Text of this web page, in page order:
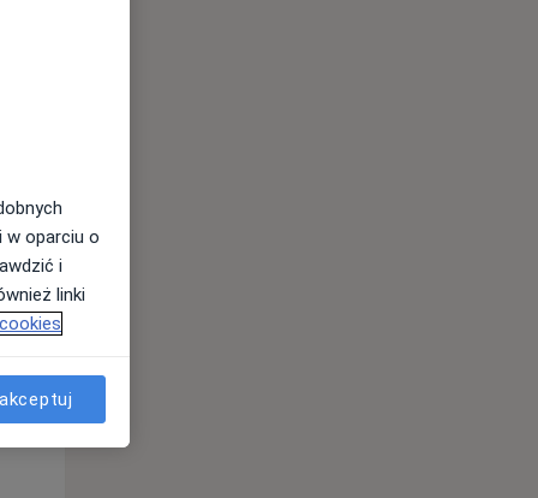
Śr,
12 Sie
w oparciu o
i
linki